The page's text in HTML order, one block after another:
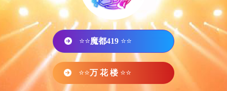
⭐⭐魔都419 ⭐⭐
⭐⭐万 花 楼 ⭐⭐